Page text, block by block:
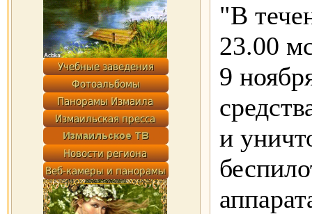
"В
23.00
9
и